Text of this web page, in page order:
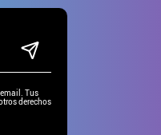
Tus
derechos